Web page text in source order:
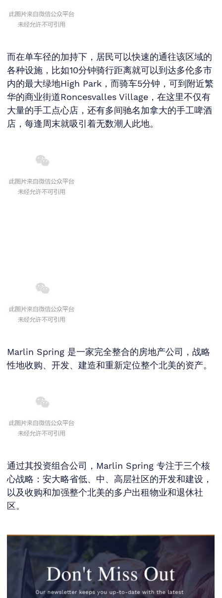
而在单车径的加持下，居民可以快速的通往该区域的
各种设施，比如10分钟骑行距离就可以到达多伦多市
内的最大绿地High Park，而骑车5分钟，可到附近繁
华的商业街道Roncesvalles Village，在这里不仅有
大量的手工点心店，还有多间驰名加拿大的手工啤酒
店，每逢周末就吸引着无数潮人此地。
Marlin Spring 是一家完全整合的房地产公司，战略
性地收购、开发、建造和重新定位整个北美的资产。
通过其投资组合公司，Marlin Spring 专注于三个核
心战略：安大略省低、中、高层社区的开发和建设，
以及收购和加强整个北美的多户出租物业和退休社
区。